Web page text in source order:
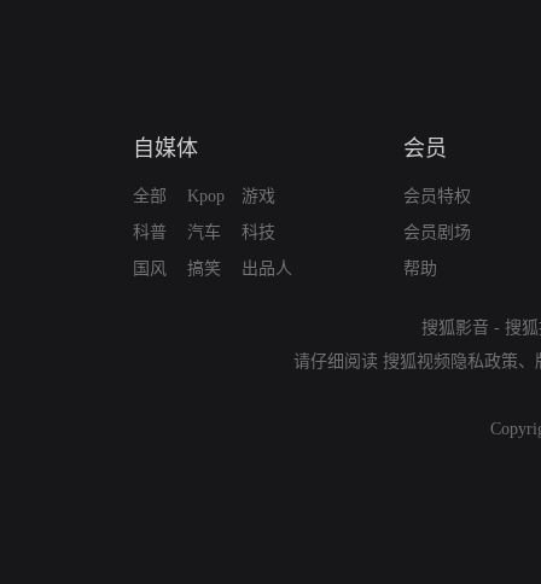
自媒体
全部
科普
国风
Kpop
汽车
搞笑
游戏
科技
出品人
会员
会员特权
会员剧场
帮助
搜狐影音 - 搜
请仔细阅读 搜狐视频隐私政策、